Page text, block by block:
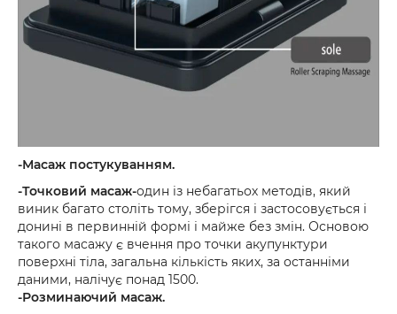
-Масаж постукуванням.
-Точковий масаж-один із небагатьох методів, який
виник багато століть тому, зберігся і застосовується і
донині в первинній формі і майже без змін. Основою
такого масажу є вчення про точки акупунктури
поверхні тіла, загальна кількість яких, за останніми
даними, налічує понад 1500.
-Розминаючий масаж.